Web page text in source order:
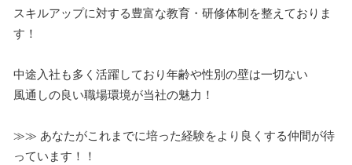
スキルアップに対する豊富な教育・研修体制を整えておりま
す！
中途入社も多く活躍しており年齢や性別の壁は一切ない
風通しの良い職場環境が当社の魅力！
≫≫ あなたがこれまでに培った経験をより良くする仲間が待
っています！！